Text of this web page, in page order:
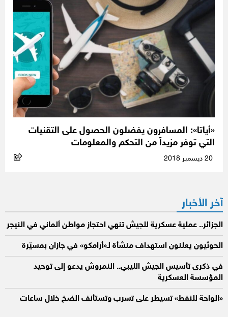
«أياتا»: المسافرون يفضلون الحصول على التقنيات
التي توفر مزيداً من التحكم والمعلومات
آخر الأخبار
الجزائر.. عملية عسكرية للجيش تنهي احتجاز مواطن ألماني في النيجر
الحوثيون يعلنون استهداف منشأة لـ«أرامكو» في جازان بمسيّرة
في ذكرى تأسيس الجيش الليبي.. النمروش يدعو إلى توحيد
المؤسسة العسكرية
«الواحة للنفط» تسيطر على تسرب وتستأنف الضخ خلال ساعات